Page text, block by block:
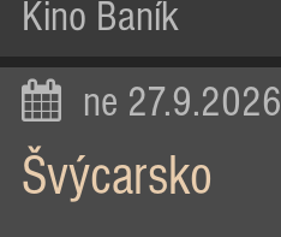
Kino Baník
ne 27.9.2026
Švýcarsko